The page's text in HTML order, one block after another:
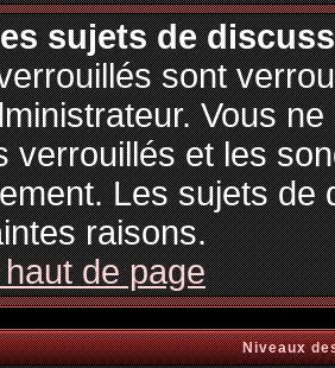
sujets de
sont
Vous
verrouillés et les
Les sujets
raisons.
de page
Niveaux